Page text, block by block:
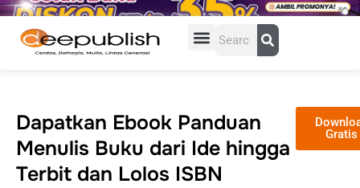
Lewati
konten
Dapatkan Ebook Panduan
Menulis Buku dari Ide hingga
Terbit dan Lolos ISBN
Gratis